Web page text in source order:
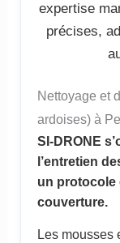
expertise
précises,
Nettoyage et
ardoises) à
SI-DRONE
l’entretien
un protocole
couverture.
Les mousses